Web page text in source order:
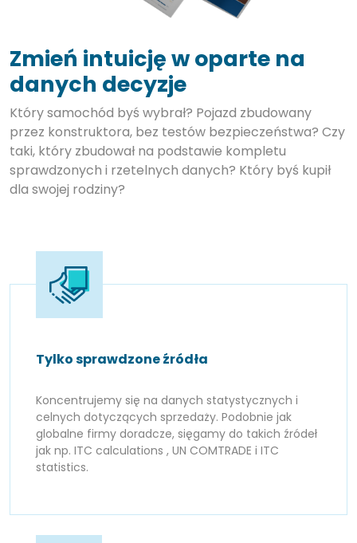
Zmień intuicję w oparte na
danych decyzje
Który samochód byś wybrał? Pojazd zbudowany
przez konstruktora, bez testów bezpieczeństwa? Czy
taki, który zbudował na podstawie kompletu
sprawdzonych i rzetelnych danych? Który byś kupił
dla swojej rodziny?
Tylko sprawdzone źródła
Koncentrujemy się na danych statystycznych i
celnych dotyczących sprzedaży. Podobnie jak
globalne firmy doradcze, sięgamy do takich źródeł
jak np. ITC calculations , UN COMTRADE i ITC
statistics.